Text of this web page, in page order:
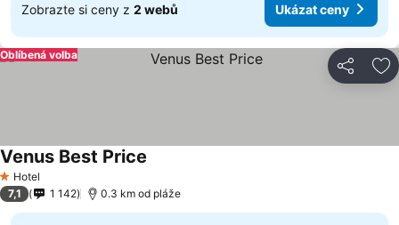
Zobrazte si ceny z 2 webů Ukázat ceny
Sdílet
Oblíbená volba
1 Počet hvězdiček
Hotel
Venus Best Price
7,1 1 142 0.3 km od pláže